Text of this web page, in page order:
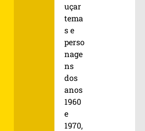
uçar
tema
s e
perso
nage
ns
dos
anos
1960
e
1970,